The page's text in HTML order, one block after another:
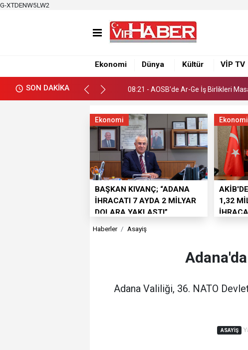
G-XTDENW5LW2
Ekonomi Dünya Kültür VİP TV
SON DAKİKA
13:22 - Değişen futbol oyun kuralları
08:21 - AOSB’de Ar-Ge İş Birlikleri
13:22 - Değişen futbol oyun kuralları
Ekonomi
BAŞKAN KIVANÇ; “ADANA
İHRACATI 7 AYDA 2 MİLYAR
DOLARA YAKLAŞTI”
Ekonomi
1,32
Haberler Asayiş
Adana Valiliği, 36. NATO
ASAYIŞ